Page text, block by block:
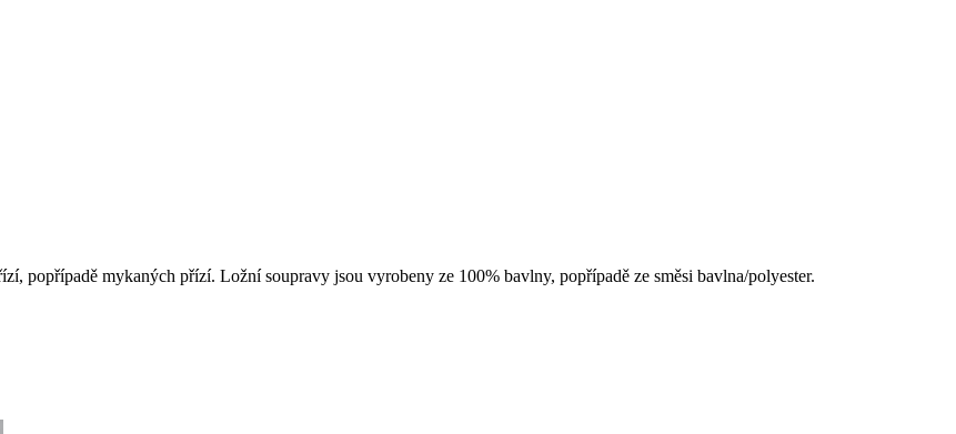
popřípadě mykaných přízí. Ložní soupravy jsou vyrobeny ze 100% bavlny, popřípadě ze směsi bavlna/polyester.